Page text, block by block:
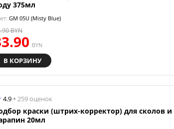
375мл
GM 05U (Misty Blue)
BYN
BYN
В КОРЗИНУ
4.9 259 оценок
краски (штрих-корректор) для сколов и
20мл